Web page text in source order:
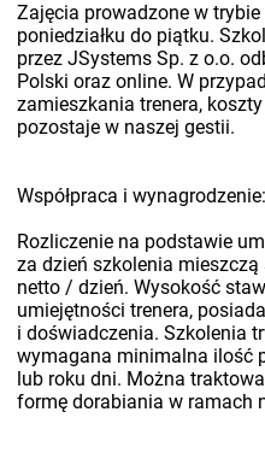
Zajęcia prowadzone w
poniedziałku do piątku.
przez JSystems Sp. z o.o.
Polski oraz online. W
zamieszkania trenera,
pozostaje w naszej gestii.
Współpraca i wynagrodzenie:
Rozliczenie na podstawie
za dzień szkolenia mieszczą
netto / dzień. Wysokość
umiejętności trenera,
i doświadczenia. Szkolenia
wymagana minimalna ilość
lub roku dni. Można
formę dorabiania w ramach